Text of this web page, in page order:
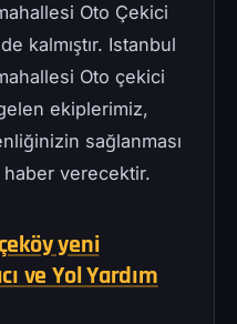
Oto Çekici
kalmıştır. Istanbul
Oto çekici
ekiplerimiz,
sağlanması
verecektir.
yeni
ve Yol Yardım